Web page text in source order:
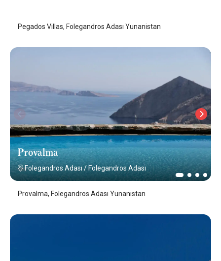
Pegados Villas, Folegandros Adası Yunanistan
Provalma
Folegandros Adası / Folegandros Adası
Provalma, Folegandros Adası Yunanistan